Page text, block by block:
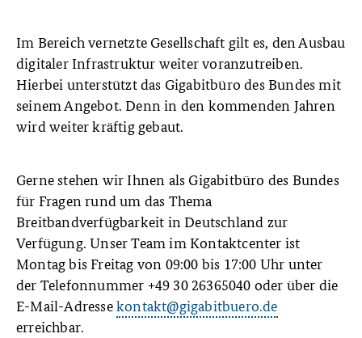
Im Bereich vernetzte Gesellschaft gilt es, den Ausbau
digitaler Infrastruktur weiter voranzutreiben.
Hierbei unterstützt das Gigabitbüro des Bundes mit
seinem Angebot. Denn in den kommenden Jahren
wird weiter kräftig gebaut.
Gerne stehen wir Ihnen als Gigabitbüro des Bundes
für Fragen rund um das Thema
Breitbandverfügbarkeit in Deutschland zur
Verfügung. Unser Team im Kontaktcenter ist
Montag bis Freitag von 09:00 bis 17:00 Uhr unter
der Telefonnummer +49 30 26365040 oder über die
E-Mail-Adressekontakt@gigabitbuero.de
erreichbar.